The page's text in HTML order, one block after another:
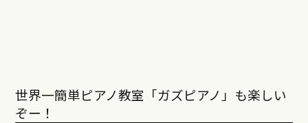
世界一簡単ピアノ教室「ガズピアノ」も楽しい
ぞー！